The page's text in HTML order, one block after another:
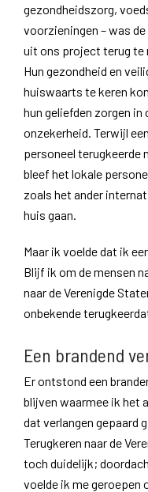
gezondheidszorg,
voorzieningen – was
uit ons project terug te
Hun gezondheid en
huiswaarts te keren
hun geliefden zorgen in
onzekerheid. Terwijl
personeel terugkeerde
bleef het lokale
zoals het ander
huis gaan.
Maar ik voelde dat ik
Blijf ik om de mensen
naar de Verenigde
onbekende
Een brandend
Er ontstond een
blijven waarmee ik het
dat verlangen gepaard
Terugkeren naar de
toch duidelijk;
voelde ik me geroepen